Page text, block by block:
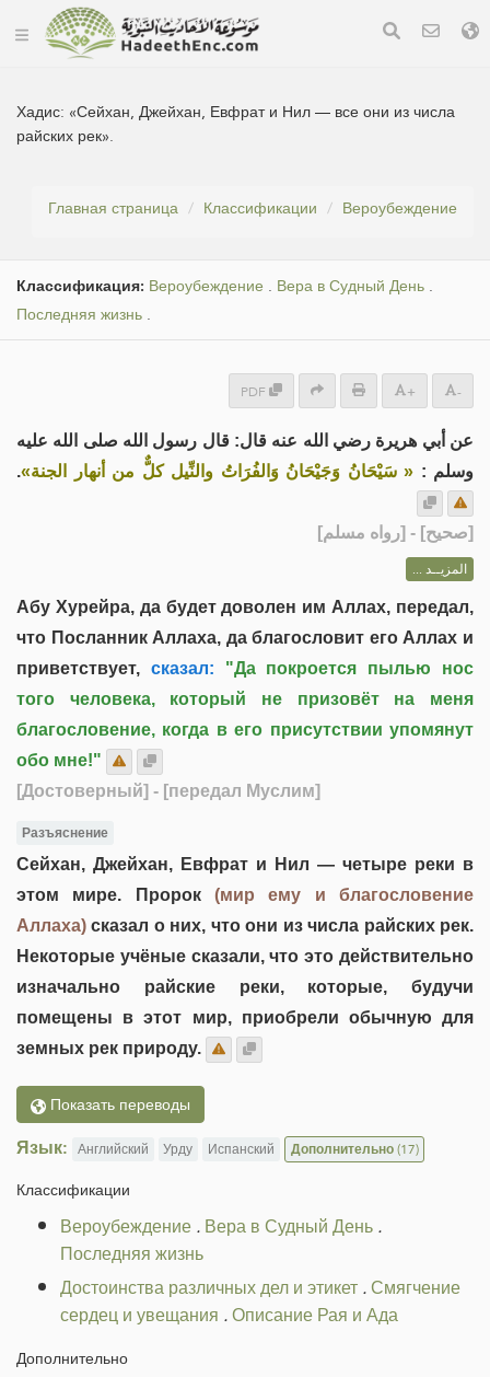
Хадис: «Сейхан, Джейхан, Евфрат и Нил — все они из числа
райских рек».
Главная страница Классификации Вероубеждение
Классификация: Вероубеждение . Вера в Судный День .
Последняя жизнь .
PDF + -
عن أبي هريرة رضي الله عنه قال: قال رسول الله صلى الله عليه
وسلم : « سَيْحَانُ وَجَيْحَانُ وَالفُرَاتُ والنِّيل كلٌّ من أنهار الجنة».
[صحيح] - [رواه مسلم]
المزيــد ...
Абу Хурейра, да будет доволен им Аллах, передал,
что Посланник Аллаха, да благословит его Аллах и
приветствует, сказал:
"Да покроется пылью нос
того человека, который не призовёт на меня
благословение, когда в его присутствии упомянут
обо мне!"
[Достоверный] - [передал Муслим]
Разъяснение
Сейхан, Джейхан, Евфрат и Нил — четыре реки в
этом мире. Пророк (мир ему и благословение
Аллаха) сказал о них, что они из числа райских рек.
Некоторые учёные сказали, что это действительно
изначально райские реки, которые, будучи
помещены в этот мир, приобрели обычную для
земных рек природу.
Показать переводы
Язык: Английский Урду Испанский Дополнительно(17)
Классификации
Вероубеждение.Вера в Судный День.
Последняя жизнь
Достоинства различных дел и этикет.Смягчение
сердец и увещания .Описание Рая и Ада
Дополнительно